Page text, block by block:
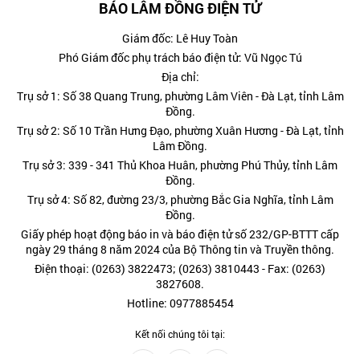
BÁO LÂM ĐỒNG ĐIỆN TỬ
Giám đốc: Lê Huy Toàn
Phó Giám đốc phụ trách báo điện tử: Vũ Ngọc Tú
Địa chỉ:
Trụ sở 1: Số 38 Quang Trung, phường Lâm Viên - Đà Lạt, tỉnh Lâm
Đồng.
Trụ sở 2: Số 10 Trần Hưng Đạo, phường Xuân Hương - Đà Lạt, tỉnh
Lâm Đồng.
Trụ sở 3: 339 - 341 Thủ Khoa Huân, phường Phú Thủy, tỉnh Lâm
Đồng.
Trụ sở 4: Số 82, đường 23/3, phường Bắc Gia Nghĩa, tỉnh Lâm
Đồng.
Giấy phép hoạt động báo in và báo điện tử số 232/GP-BTTT cấp
ngày 29 tháng 8 năm 2024 của Bộ Thông tin và Truyền thông.
Điện thoại: (0263) 3822473; (0263) 3810443 - Fax: (0263)
3827608.
Hotline: 0977885454
Kết nối chúng tôi tại: